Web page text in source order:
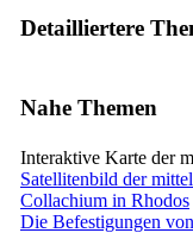
Detailliertere
Nahe Themen
Interaktive Karte der
Satellitenbild der
Collachium in Rhodos
Die Befestigungen